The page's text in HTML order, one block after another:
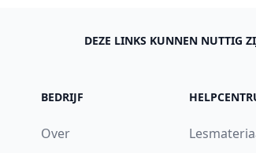
DEZE LINKS KUNNEN NUTTIG
BEDRIJF
Over